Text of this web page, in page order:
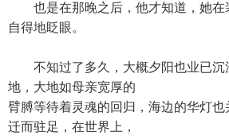
也是在那晚之后，他才知道，她在
自得地眨眼。
不知过了多久，大概夕阳也业已沉
地，大地如母亲宽厚的
臂膊等待着灵魂的回归，海边的华灯
迁而驻足，在世界上，